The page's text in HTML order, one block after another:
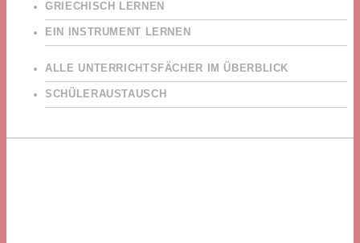
GRIECHISCH LERNEN
EIN INSTRUMENT LERNEN
ALLE UNTERRICHTSFÄCHER IM ÜBERBLICK
SCHÜLERAUSTAUSCH